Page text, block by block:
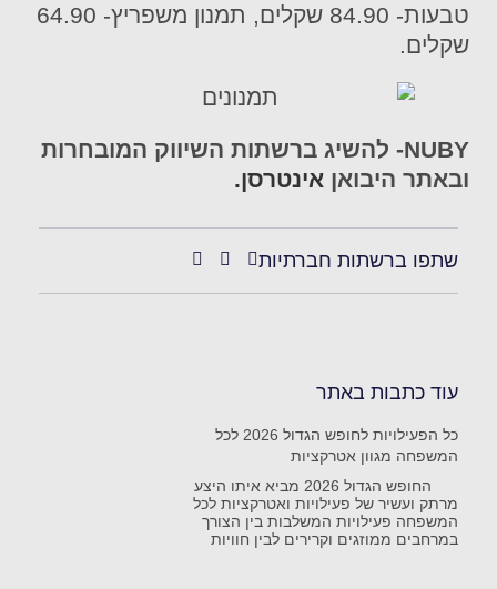
טבעות- 84.90 שקלים, תמנון משפריץ- 64.90
שקלים.
NUBY- להשיג ברשתות השיווק המובחרות
ובאתר היבואן אינטרסן.
שתפו ברשתות חברתיות
עוד כתבות באתר
כל הפעילויות לחופש הגדול 2026 לכל
המשפחה מגוון אטרקציות
החופש הגדול 2026 מביא איתו היצע
מרתק ועשיר של פעילויות ואטרקציות לכל
המשפחה פעילויות המשלבות בין הצורך
במרחבים ממוזגים וקרירים לבין חוויות